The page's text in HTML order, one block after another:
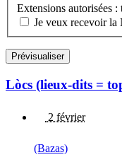
Extensions autorisées :
Je veux recevoir la
Lòcs (lieux-dits =
2 février
(Bazas)